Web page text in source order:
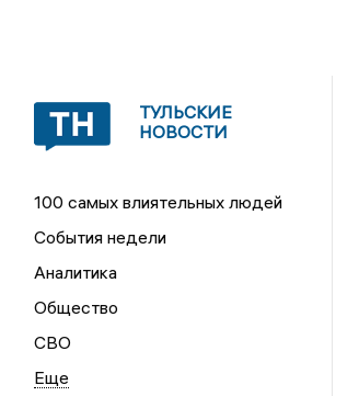
ТУЛЬСКИЕ
НОВОСТИ
100 самых влиятельных людей
События недели
Аналитика
Общество
СВО